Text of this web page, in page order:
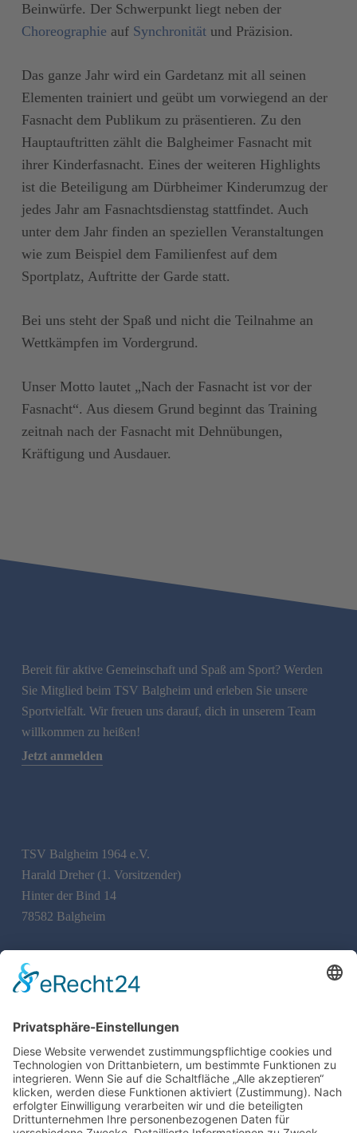
Beinwürfe. Der Schwerpunkt liegt neben der
Choreographie auf Synchronität und Präzision.
Das ganze Jahr wird ein Gardetanz mit all seinen
Elementen trainiert und geübt um vorwiegend an der
Fasnacht dem Publikum zu präsentieren. Zu den
Hauptauftritten zählt die Balgheimer Fasnacht mit
ihrer Kinderfasnacht. Eines der weiteren Highlights
ist die Beteiligung am Dürbheimer Kinderumzug der
jedes Jahr am Fasnachtsdienstag stattfindet. Auch
unter dem Jahr finden an speziellen Veranstaltungen
wie zum Beispiel dem Familienfest auf dem
Sportplatz, Auftritte der Garde statt.
Bei uns steht der Spaß und nicht die Teilnahme an
Wettkämpfen im Vordergrund.
Unser Motto lautet „Nach der Fasnacht ist vor der
Fasnacht“. Aus diesem Grund beginnt das Training
zeitnah nach der Fasnacht mit Dehnübungen,
Kräftigung und Ausdauer.
Bereit für aktive Gemeinschaft und Spaß am Sport? Werden
Sie Mitglied beim TSV Balgheim und erleben Sie unsere
Sportvielfalt. Wir freuen uns darauf, dich in unserem Team
willkommen zu heißen!
Jetzt anmelden
TSV Balgheim 1964 e.V.
Harald Dreher (1. Vorsitzender)
Hinter der Bind 14
78582 Balgheim
info@tsv-balgheim.de
©2026TSV Balgheim 1964 e.V.